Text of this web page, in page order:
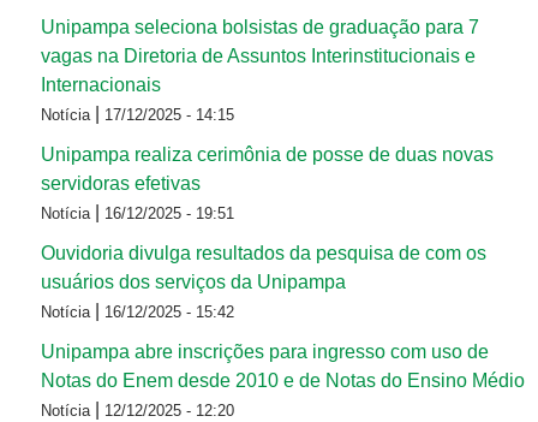
Unipampa seleciona bolsistas de graduação para 7
vagas na Diretoria de Assuntos Interinstitucionais e
Internacionais
Notícia 17/12/2025 - 14:15
Unipampa realiza cerimônia de posse de duas novas
servidoras efetivas
Notícia 16/12/2025 - 19:51
Ouvidoria divulga resultados da pesquisa de com os
usuários dos serviços da Unipampa
Notícia 16/12/2025 - 15:42
Unipampa abre inscrições para ingresso com uso de
Notas do Enem desde 2010 e de Notas do Ensino Médio
Notícia 12/12/2025 - 12:20